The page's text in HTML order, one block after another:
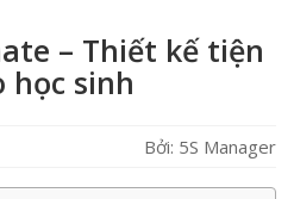
– Thiết kế tiện
học sinh
Bởi: 5S Manager